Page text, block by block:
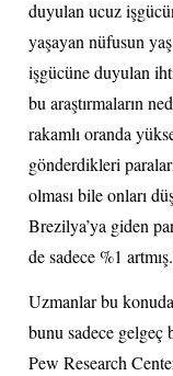
duyulan ucuz
yaşayan nüfusun
işgücüne duyulan
bu araştırmaların
rakamlı oranda
gönderdikleri
olması bile onları
Brezilya’ya giden
de sadece %1 artmış.
Uzmanlar bu konuda
bunu sadece
Pew Research